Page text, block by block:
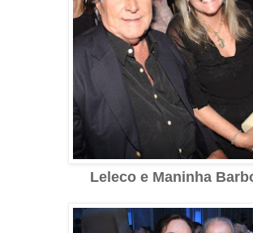
Leleco e Maninha